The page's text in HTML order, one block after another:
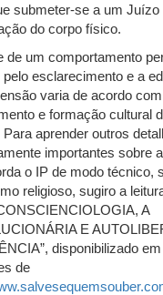
submeter-se a um Juízo
do corpo físico.
de um comportamento
pelo esclarecimento e a
varia de acordo
e formação cultural
Para aprender outros
importantes sobre
o IP de modo técnico,
religioso, sugiro a
A
E
disponibilizado
de